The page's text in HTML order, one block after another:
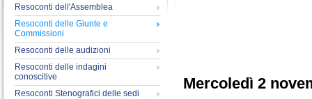
Resoconti dell'Assemblea
Resoconti delle Giunte e
Commissioni
Resoconti delle audizioni
Resoconti delle indagini
conoscitive
Resoconti Stenografici delle sedi
Mercoledì 2